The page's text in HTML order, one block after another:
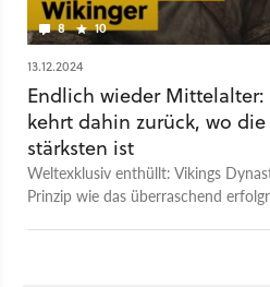
8 10
13.12.2024
Endlich wieder Mittelalter:
kehrt dahin zurück, wo
stärksten ist
Weltexklusiv enthüllt: Vikings
Prinzip wie das überraschend